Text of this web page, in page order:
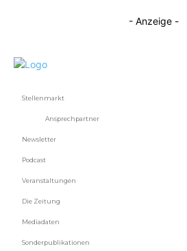
- Anzeige -
Stellenmarkt
Ansprechpartner
Newsletter
Podcast
Veranstaltungen
Die Zeitung
Mediadaten
Sonderpublikationen